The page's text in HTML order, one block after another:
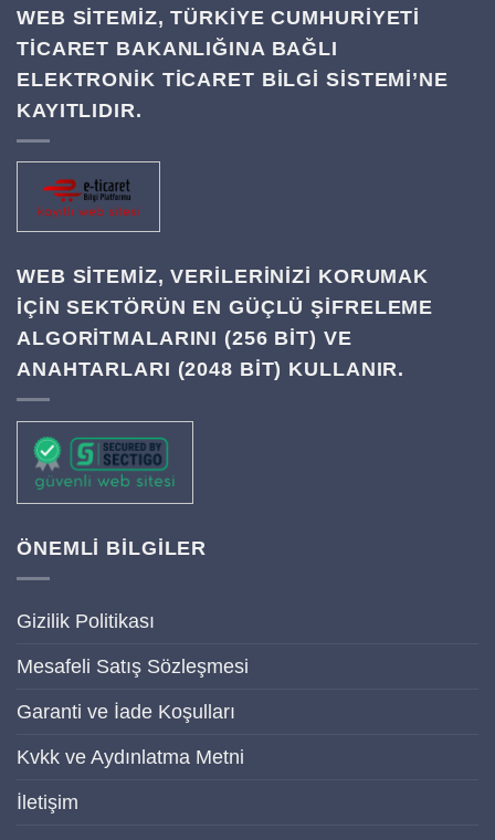
WEB SİTEMİZ, TÜRKİYE CUMHURİYETİ
TİCARET BAKANLIĞINA BAĞLI
ELEKTRONİK TİCARET BİLGİ SİSTEMİ’NE
KAYITLIDIR.
WEB SITEMIZ, VERILERINIZI KORUMAK
IÇIN SEKTÖRÜN EN GÜÇLÜ ŞIFRELEME
ALGORITMALARINI (256 BIT) VE
ANAHTARLARI (2048 BIT) KULLANIR.
ÖNEMLİ BİLGİLER
Gizilik Politikası
Mesafeli Satış Sözleşmesi
Garanti ve İade Koşulları
Kvkk ve Aydınlatma Metni
İletişim